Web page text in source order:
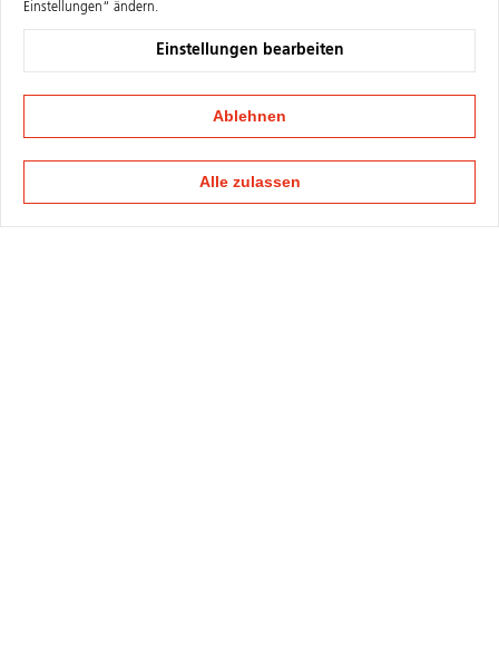
Einstellungen“ ändern.
Einstellungen bearbeiten
Ablehnen
Alle zulassen